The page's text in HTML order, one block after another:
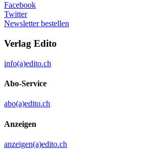
Facebook
Twitter
Newsletter bestellen
Verlag Edito
info(a)edito.ch
Abo-Service
abo(a)edito.ch
Anzeigen
anzeigen(a)edito.ch